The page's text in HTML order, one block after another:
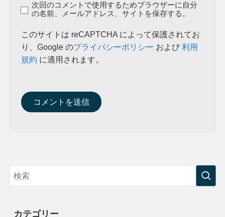
次回のコメントで使用するためブラウザーに自分
の名前、メールアドレス、サイトを保存する。
このサイトは reCAPTCHA によって保護されてお
り、Google のプライバシーポリシー および利用
規約 に適用されます。
カテゴリー